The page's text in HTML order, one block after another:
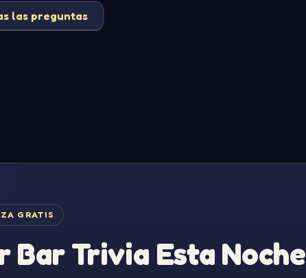
las preguntas
GRATIS
Bar Trivia Esta Noche